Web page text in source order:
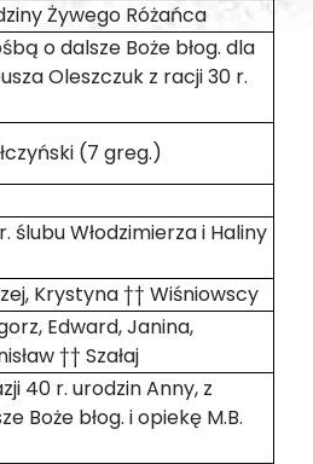
Żywego Różańca
o dalsze Boże błog. dla
Oleszczuk z racji 30 r.
(7 greg.)
ślubu Włodzimierza i Haliny
Krystyna †† Wiśniowscy
Edward, Janina,
†† Szałaj
40 r. urodzin Anny, z
Boże błog. i opiekę M.B.